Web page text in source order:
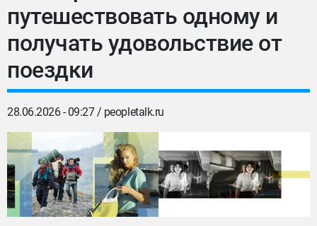
путешествовать одному и
получать удовольствие от
поездки
28.06.2026 - 09:27 / peopletalk.ru